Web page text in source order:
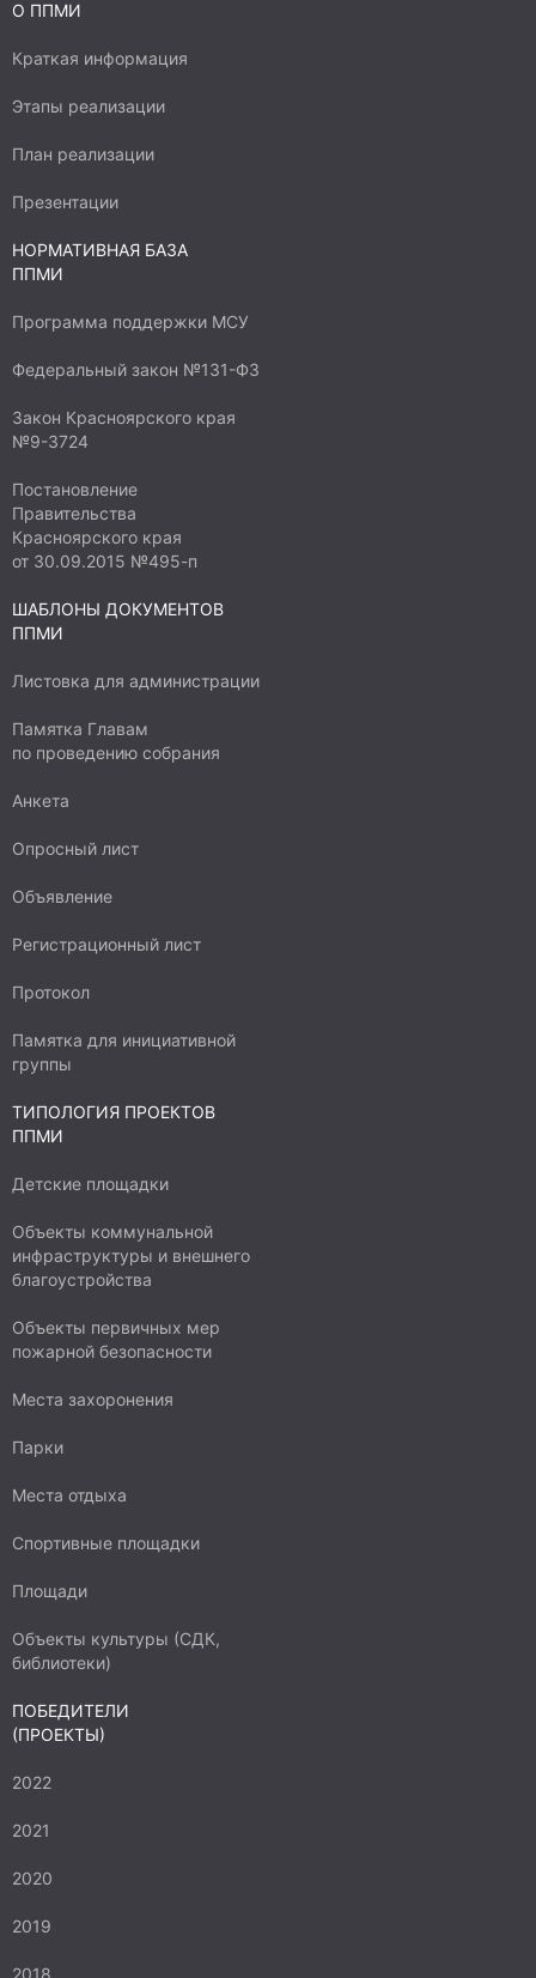
О ППМИ
Краткая информация
Этапы реализации
План реализации
Презентации
НОРМАТИВНАЯ БАЗА
ППМИ
Программа поддержки МСУ
Федеральный закон №131-ФЗ
Закон Красноярского края
№9-3724
Постановление
Правительства
Красноярского края
от 30.09.2015 №495-п
ШАБЛОНЫ ДОКУМЕНТОВ
ППМИ
Листовка для администрации
Памятка Главам
по проведению собрания
Анкета
Опросный лист
Объявление
Регистрационный лист
Протокол
Памятка для инициативной
группы
ТИПОЛОГИЯ ПРОЕКТОВ
ППМИ
Детские площадки
Объекты коммунальной
инфраструктуры и внешнего
благоустройства
Объекты первичных мер
пожарной безопасности
Места захоронения
Парки
Места отдыха
Спортивные площадки
Площади
Объекты культуры (СДК,
библиотеки)
ПОБЕДИТЕЛИ
(ПРОЕКТЫ)
2022
2021
2020
2019